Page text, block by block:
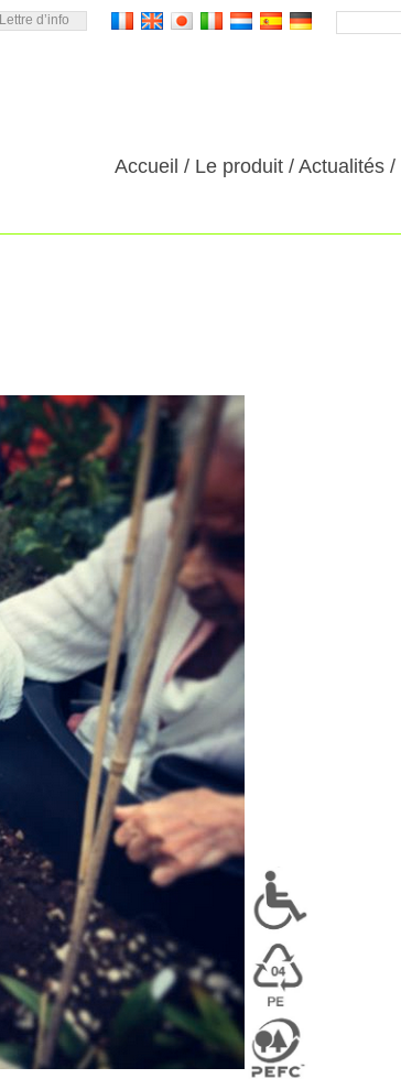
Lettre d’info
Accueil Le produit Actualités